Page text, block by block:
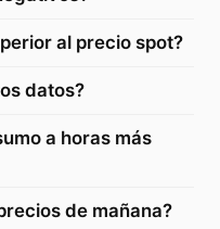
al precio spot?
datos?
a horas más
de mañana?